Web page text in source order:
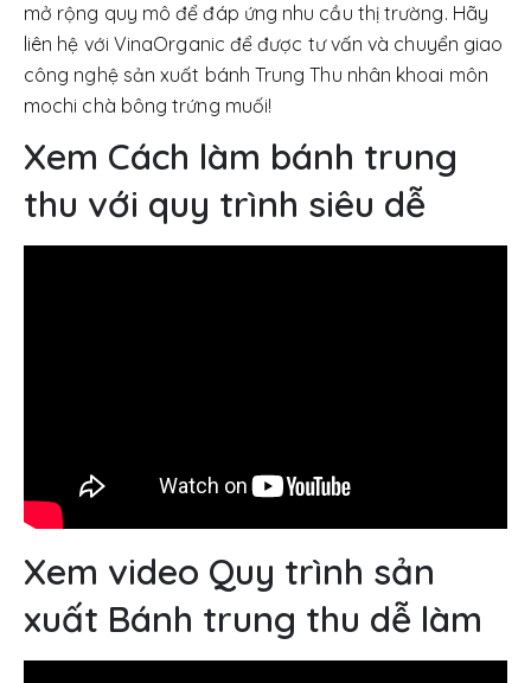
mở rộng quy mô để đáp ứng nhu cầu thị trường. Hãy
liên hệ với VinaOrganic để được tư vấn và chuyển giao
công nghệ sản xuất bánh Trung Thu nhân khoai môn
mochi chà bông trứng muối!
Xem Cách làm bánh trung
thu với quy trình siêu dễ
Xem video Quy trình sản
xuất Bánh trung thu dễ làm